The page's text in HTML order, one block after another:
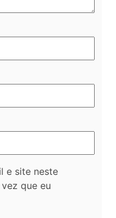
e site neste
que eu